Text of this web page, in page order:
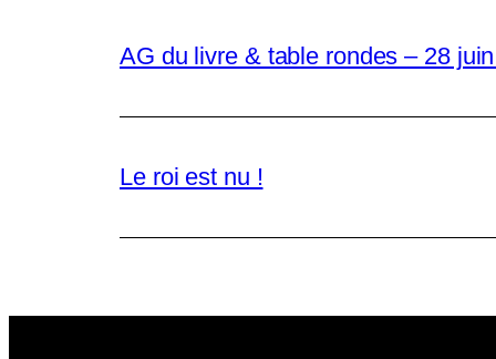
AG du livre & table rondes – 28
Le roi est nu !